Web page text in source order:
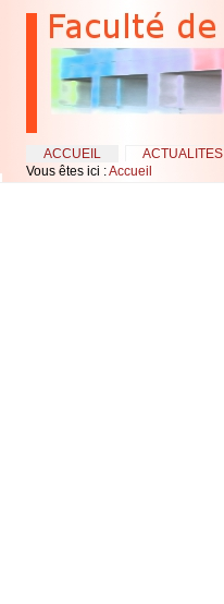
navigation
SectionsACCUEIL ACTUALITES
Outils
personnels
Vous êtes ici :Accueil